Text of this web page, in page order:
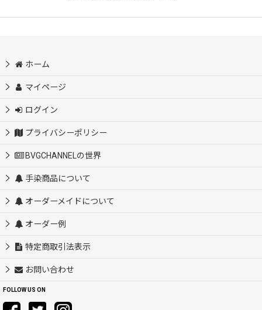
ホーム
マイページ
ログイン
プライバシーポリシー
BVGCHANNELの世界
手染商品について
オーダーメイドについて
オーダー例
特定商取引法表示
お問い合わせ
FOLLOW US ON